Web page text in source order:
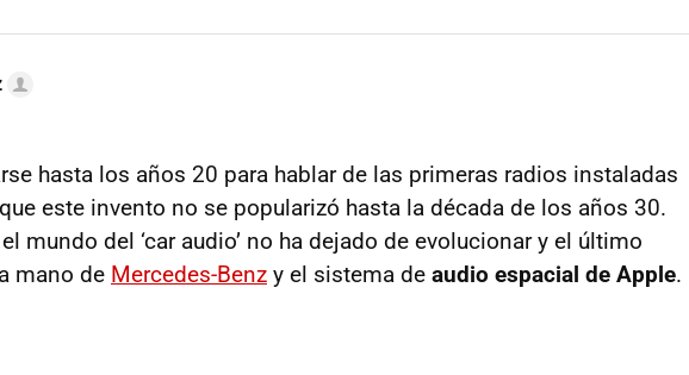
hasta los años 20 para hablar de las primeras radios instaladas
este invento no se popularizó hasta la década de los años 30.
mundo del ‘car audio’ no ha dejado de evolucionar y el último
mano de Mercedes-Benz y el sistema de audio espacial de Apple.